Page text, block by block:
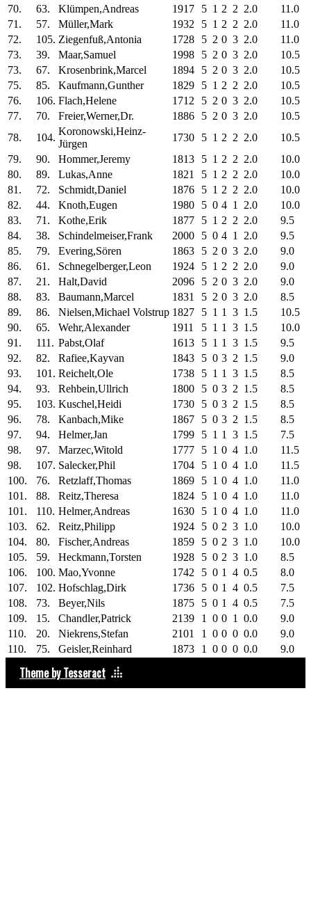
70.
63. Klümpen,Andreas 1917 5 1 2 2 2.0
11.0
71.
57. Müller,Mark 1932 5 1 2 2 2.0
11.0
72.
105. Ziegenfuß,Antonia 1728 5 2 0 3 2.0
11.0
73.
39. Maar,Samuel 1998 5 2 0 3 2.0
10.5
73.
67. Krosenbrink,Marcel 1894 5 2 0 3 2.0
10.5
75.
85. Kaufmann,Gunther 1829 5 1 2 2 2.0
10.5
76.
106. Flach,Helene 1712 5 2 0 3 2.0
10.5
77.
70. Freier,Werner,Dr. 1886 5 2 0 3 2.0
10.5
78.
104.
Koronowski,Heinz-
Jürgen
1730 5 1 2 2 2.0
10.5
79.
90. Hommer,Jeremy 1813 5 1 2 2 2.0
10.0
80.
89. Lukas,Anne 1821 5 1 2 2 2.0
10.0
81.
72. Schmidt,Daniel 1876 5 1 2 2 2.0
10.0
82.
44. Knoth,Eugen 1980 5 0 4 1 2.0
10.0
83.
71. Kothe,Erik 1877 5 1 2 2 2.0
9.5
84.
38. Schindelmeiser,Frank 2000 5 0 4 1 2.0
9.5
85.
79. Evering,Sören 1863 5 2 0 3 2.0
9.0
86.
61. Schnegelberger,Leon 1924 5 1 2 2 2.0
9.0
87.
21. Halt,David 2096 5 2 0 3 2.0
9.0
88.
83. Baumann,Marcel 1831 5 2 0 3 2.0
8.5
89.
86. Nielsen,Michael Volstrup 1827 5 1 1 3 1.5
10.5
90.
65. Wehr,Alexander 1911 5 1 1 3 1.5
10.0
91.
111. Pabst,Olaf 1613 5 1 1 3 1.5
9.5
92.
82. Rafiee,Kayvan 1843 5 0 3 2 1.5
9.0
93.
101. Reichelt,Ole 1738 5 1 1 3 1.5
8.5
94.
93. Rehbein,Ullrich 1800 5 0 3 2 1.5
8.5
95.
103. Kuschel,Heidi 1730 5 0 3 2 1.5
8.5
96.
78. Kanbach,Mike 1867 5 0 3 2 1.5
8.5
97.
94. Helmer,Jan 1799 5 1 1 3 1.5
7.5
98.
97. Marzec,Witold 1777 5 1 0 4 1.0
11.5
98.
107. Salecker,Phil 1704 5 1 0 4 1.0
11.5
100.
76. Retzlaff,Thomas 1869 5 1 0 4 1.0
11.0
101.
88. Reitz,Theresa 1824 5 1 0 4 1.0
11.0
101.
110. Helmer,Andreas 1630 5 1 0 4 1.0
11.0
103.
62. Reitz,Philipp 1924 5 0 2 3 1.0
10.0
104.
80. Fischer,Andreas 1859 5 0 2 3 1.0
10.0
105.
59. Heckmann,Torsten 1928 5 0 2 3 1.0
8.5
106.
100. Mao,Yvonne 1742 5 0 1 4 0.5
8.0
107.
102. Hofschlag,Dirk 1736 5 0 1 4 0.5
7.5
108.
73. Beyer,Nils 1875 5 0 1 4 0.5
7.5
109.
15. Chandler,Patrick 2139 1 0 0 1 0.0
9.0
110.
20. Niekrens,Stefan 2101 1 0 0 0 0.0
9.0
110.
75. Geisler,Reinhard 1873 1 0 0 0 0.0 9.0
Theme by Tesseract